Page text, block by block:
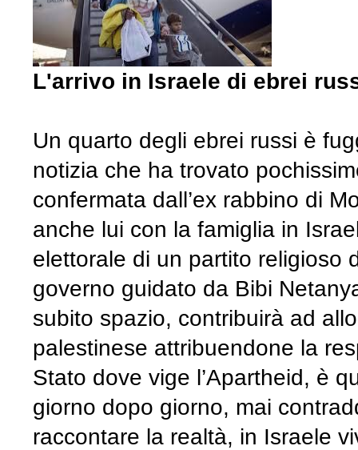
L'arrivo in Israele di ebrei
Un quarto degli ebrei russi è
notizia che ha trovato
confermata dall’ex rabbino di
anche lui con la famiglia in
elettorale di un partito religioso
governo guidato da Bibi
subito spazio, contribuirà ad
palestinese attribuendone la
Stato dove vige l’Apartheid, è
giorno dopo giorno, mai
raccontare la realtà, in Israele